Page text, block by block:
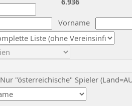
Vorname
Nur "österreichische" Spieler